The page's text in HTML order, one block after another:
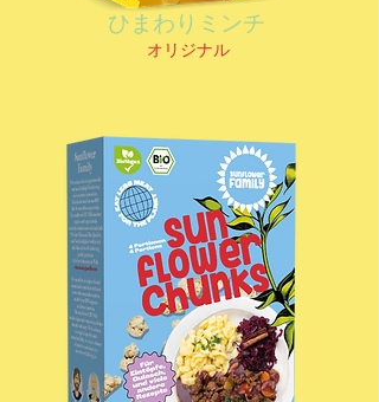
ひまわりミンチ
オリジナル